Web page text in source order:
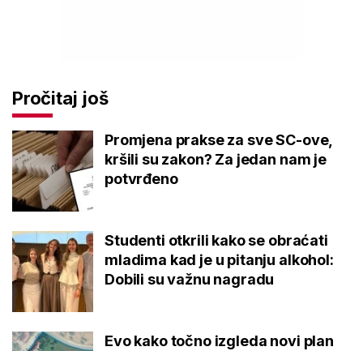
Pročitaj još
Promjena prakse za sve SC-ove,
kršili su zakon? Za jedan nam je
potvrđeno
Studenti otkrili kako se obraćati
mladima kad je u pitanju alkohol:
Dobili su važnu nagradu
Evo kako točno izgleda novi plan